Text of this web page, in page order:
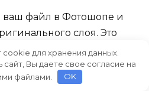
ваш файл в Фотошопе и
слоя. Это
не
слой. Вы можете
слой, применяя
cookie для хранения данных.
Вы даете свое согласие на
файлами.
OK